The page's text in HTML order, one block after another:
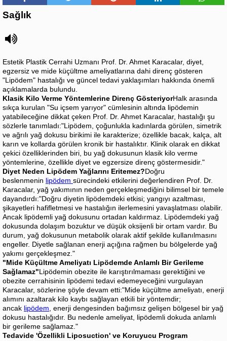
Sağlık
Estetik Plastik Cerrahi Uzmanı Prof. Dr. Ahmet Karacalar, diyet,
egzersiz ve mide küçültme ameliyatlarına dahi direnç gösteren
"Lipödem" hastalığı ve güncel tedavi yaklaşımları hakkında önemli
açıklamalarda bulundu.
Klasik Kilo Verme Yöntemlerine Direnç GösteriyorHalk arasında
sıkça kurulan "Su içsem yarıyor" cümlesinin altında lipödemin
yatabileceğine dikkat çeken Prof. Dr. Ahmet Karacalar, hastalığı şu
sözlerle tanımladı:"Lipödem, çoğunlukla kadınlarda görülen, simetrik
ve ağrılı yağ dokusu birikimi ile karakterize; özellikle bacak, kalça, alt
karın ve kollarda görülen kronik bir hastalıktır. Klinik olarak en dikkat
çekici özelliklerinden biri, bu yağ dokusunun klasik kilo verme
yöntemlerine, özellikle diyet ve egzersize direnç göstermesidir."
Diyet Neden Lipödem Yağlarını Eritemez?Doğru
beslenmenin lipödem sürecindeki etkilerini değerlendiren Prof. Dr.
Karacalar, yağ yakımının neden gerçekleşmediğini bilimsel bir temele
dayandırdı:"Doğru diyetin lipödemdeki etkisi; yangıyı azaltması,
şikayetleri hafifletmesi ve hastalığın ilerlemesini yavaşlatması olabilir.
Ancak lipödemli yağ dokusunu ortadan kaldırmaz. Lipödemdeki yağ
dokusunda dolaşım bozuktur ve düşük oksijenli bir ortam vardır. Bu
durum, yağ dokusunun metabolik olarak aktif şekilde kullanılmasını
engeller. Diyetle sağlanan enerji açığına rağmen bu bölgelerde yağ
yakımı gerçekleşmez."
"Mide Küçültme Ameliyatı Lipödemde Anlamlı Bir Gerileme
Sağlamaz"Lipödemin obezite ile karıştırılmaması gerektiğini ve
obezite cerrahisinin lipödemi tedavi edemeyeceğini vurgulayan
Karacalar, sözlerine şöyle devam etti:"Mide küçültme ameliyatı, enerji
alımını azaltarak kilo kaybı sağlayan etkili bir yöntemdir;
ancak lipödem, enerji dengesinden bağımsız gelişen bölgesel bir yağ
dokusu hastalığıdır. Bu nedenle ameliyat, lipödemli dokuda anlamlı
bir gerileme sağlamaz."
Tedavide 'Özellikli Liposuction' ve Koruyucu Program